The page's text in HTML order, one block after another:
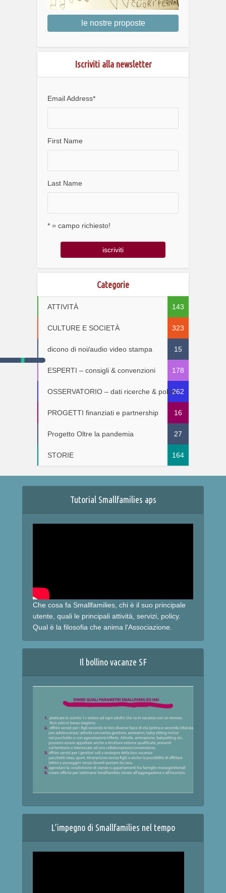
le nostre proposte
Iscriviti alla newsletter
Email Address*
First Name
Last Name
* = campo richiesto!
Categorie
ATTIVITÀ 143
CULTURE E SOCIETÀ 323
dicono di noi/audio video stampa 15
ESPERTI – consigli & convenzioni 178
OSSERVATORIO – dati ricerche & policy262
PROGETTI finanziati e partnership 16
Progetto Oltre la pandemia 27
STORIE 164
Tutorial Smallfamilies aps
Che cosa fa Smallfamilies, chi è il suo principale
utente, quali le principali attività, servizi, policy.
Qual è la filosofia che anima l'Associazione.
Il bollino vacanze SF
L’impegno di Smallfamilies nel tempo